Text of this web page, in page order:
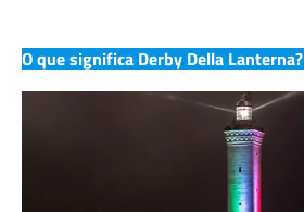
O que significa Derby Della Lanterna?